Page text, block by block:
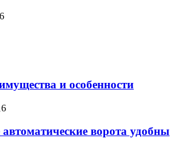
и особенности
ворота удобны